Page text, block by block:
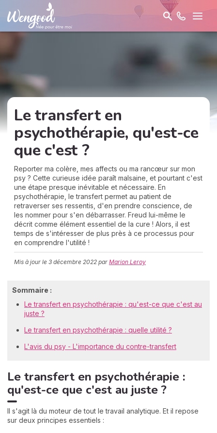
Le transfert en
psychothérapie, qu'est-ce
que c'est ?
Reporter ma colère, mes affects ou ma rancœur sur mon
psy ? Cette curieuse idée paraît malsaine, et pourtant c'est
une étape presque inévitable et nécessaire. En
psychothérapie, le transfert permet au patient de
retraverser ses ressentis, d'en prendre conscience, de
les nommer pour s'en débarrasser. Freud lui-même le
décrit comme élément essentiel de la cure ! Alors, il est
temps de s'intéresser de plus près à ce processus pour
en comprendre l'utilité !
Mis à jour le 3 décembre 2022 par Marion Leroy
Sommaire :
Le transfert en psychothérapie : qu'est-ce que c'est au
juste ?
Le transfert en psychothérapie : quelle utilité ?
L'avis du psy - L'importance du contre-transfert
Le transfert en psychothérapie :
qu'est-ce que c'est au juste ?
Il s'agit là du moteur de tout le travail analytique. Et il repose
sur deux principes essentiels :